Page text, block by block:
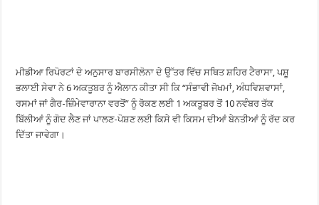
ਮੀਡੀਆ ਰਿਪੋਰਟਾਂ ਦੇ ਅਨੁਸਾਰ ਬਾਰਸੀਲੋਨਾ ਦੇ ਉੱਤਰ ਵਿੱਚ ਸਥਿਤ ਸ਼ਹਿਰ ਟੈਰਾਸਾ, ਪਸ਼ੂ
ਭਲਾਈ ਸੇਵਾ ਨੇ 6 ਅਕਤੂਬਰ ਨੂੰ ਐਲਾਨ ਕੀਤਾ ਸੀ ਕਿ “ਸੰਭਾਵੀ ਜੋਖਮਾਂ, ਅੰਧਵਿਸ਼ਵਾਸਾਂ,
ਰਸਮਾਂ ਜਾਂ ਗੈਰ-ਜ਼ਿੰਮੇਵਾਰਾਨਾ ਵਰਤੋਂ” ਨੂੰ ਰੋਕਣ ਲਈ 1 ਅਕਤੂਬਰ ਤੋਂ 10 ਨਵੰਬਰ ਤੱਕ
ਬਿੱਲੀਆਂ ਨੂੰ ਗੋਦ ਲੈਣ ਜਾਂ ਪਾਲਣ-ਪੋਸ਼ਣ ਲਈ ਕਿਸੇ ਵੀ ਕਿਸਮ ਦੀਆਂ ਬੇਨਤੀਆਂ ਨੂੰ ਰੱਦ ਕਰ
ਦਿੱਤਾ ਜਾਵੇਗਾ।